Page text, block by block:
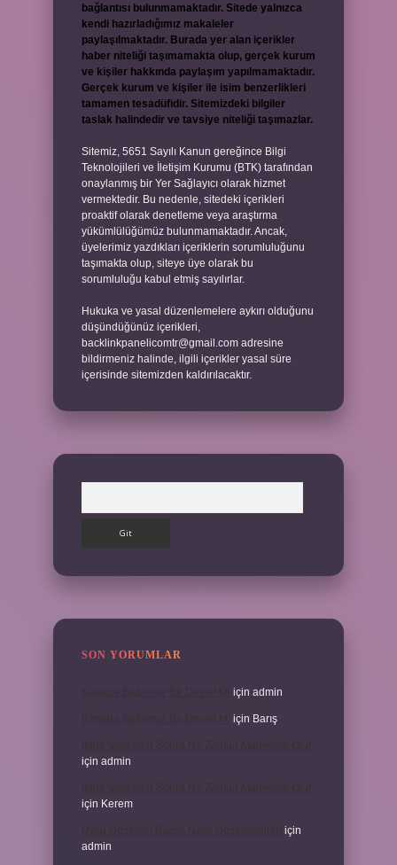
bağlantısı bulunmamaktadır. Sitede yalnızca
kendi hazırladığımız makaleler
paylaşılmaktadır. Burada yer alan içerikler
haber niteliği taşımamakta olup, gerçek kurum
ve kişiler hakkında paylaşım yapılmamaktadır.
Gerçek kurum ve kişiler ile isim benzerlikleri
tamamen tesadüfidir. Sitemizdeki bilgiler
taslak halindedir ve tavsiye niteliği taşımazlar.
Sitemiz, 5651 Sayılı Kanun gereğince Bilgi
Teknolojileri ve İletişim Kurumu (BTK) tarafından
onaylanmış bir Yer Sağlayıcı olarak hizmet
vermektedir. Bu nedenle, sitedeki içerikleri
proaktif olarak denetleme veya araştırma
yükümlülüğümüz bulunmamaktadır. Ancak,
üyelerimiz yazdıkları içeriklerin sorumluluğunu
taşımakta olup, siteye üye olarak bu
sorumluluğu kabul etmiş sayılırlar.
Hukuka ve yasal düzenlemelere aykırı olduğunu
düşündüğünüz içerikleri,
backlinkpanelicomtr@gmail.com adresine
bildirmeniz halinde, ilgili içerikler yasal süre
içerisinde sitemizden kaldırılacaktır.
SON YORUMLAR
için admin
için Barış
için admin
için Kerem
için
admin